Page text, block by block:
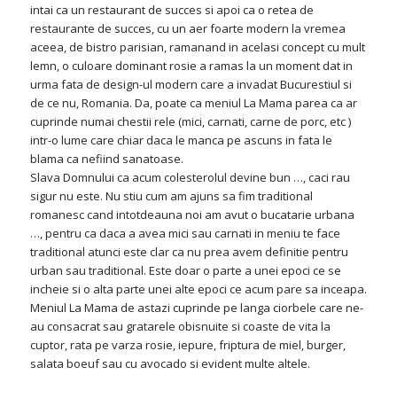
intai ca un restaurant de succes si apoi ca o retea de
restaurante de succes, cu un aer foarte modern la vremea
aceea, de bistro parisian, ramanand in acelasi concept cu mult
lemn, o culoare dominant rosie a ramas la un moment dat in
urma fata de design-ul modern care a invadat Bucurestiul si
de ce nu, Romania. Da, poate ca meniul La Mama parea ca ar
cuprinde numai chestii rele (mici, carnati, carne de porc, etc )
intr-o lume care chiar daca le manca pe ascuns in fata le
blama ca nefiind sanatoase.
Slava Domnului ca acum colesterolul devine bun …, caci rau
sigur nu este. Nu stiu cum am ajuns sa fim traditional
romanesc cand intotdeauna noi am avut o bucatarie urbana
…, pentru ca daca a avea mici sau carnati in meniu te face
traditional atunci este clar ca nu prea avem definitie pentru
urban sau traditional. Este doar o parte a unei epoci ce se
incheie si o alta parte unei alte epoci ce acum pare sa inceapa.
Meniul La Mama de astazi cuprinde pe langa ciorbele care ne-
au consacrat sau gratarele obisnuite si coaste de vita la
cuptor, rata pe varza rosie, iepure, friptura de miel, burger,
salata boeuf sau cu avocado si evident multe altele.